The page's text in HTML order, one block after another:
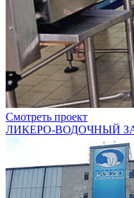
Смотреть проект
ЛИКЕРО-ВОДОЧНЫЙ